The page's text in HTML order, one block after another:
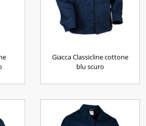
Giacca Classicline cottone
blu scuro